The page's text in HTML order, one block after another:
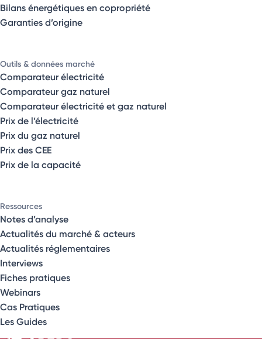
Bilans énergétiques en copropriété
Garanties d’origine
Outils & données marché
Comparateur électricité
Comparateur gaz naturel
Comparateur électricité et gaz naturel
Prix de l’électricité
Prix du gaz naturel
Prix des CEE
Prix de la capacité
Ressources
Notes d’analyse
Actualités du marché & acteurs
Actualités réglementaires
Interviews
Fiches pratiques
Webinars
Cas Pratiques
Les Guides